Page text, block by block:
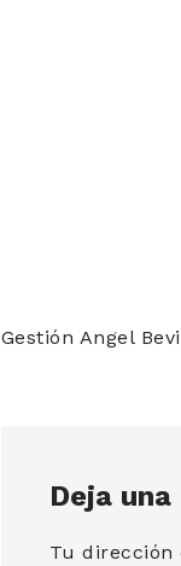
Gestión Angel
Deja
Tu dirección